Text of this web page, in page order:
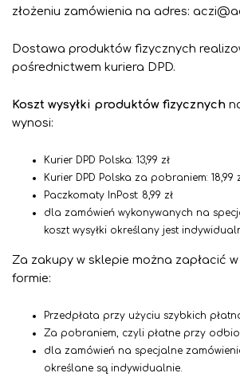
złożeniu zamówienia na adres:
Dostawa produktów fizycznych
pośrednictwem kuriera DPD.
Koszt wysyłki produktów fizycznych
wynosi:
Kurier DPD Polska: 13,99 zł
Kurier DPD Polska za pobraniem: 18,99
Paczkomaty InPost: 8,99 zł
dla zamówień wykonywanych na
koszt wysyłki określany jest
Za zakupy w sklepie można zapłacić
formie:
Przedpłata przy użyciu szybkich
Za pobraniem, czyli płatne przy
dla zamówień na specjalne
określane są indywidualnie.